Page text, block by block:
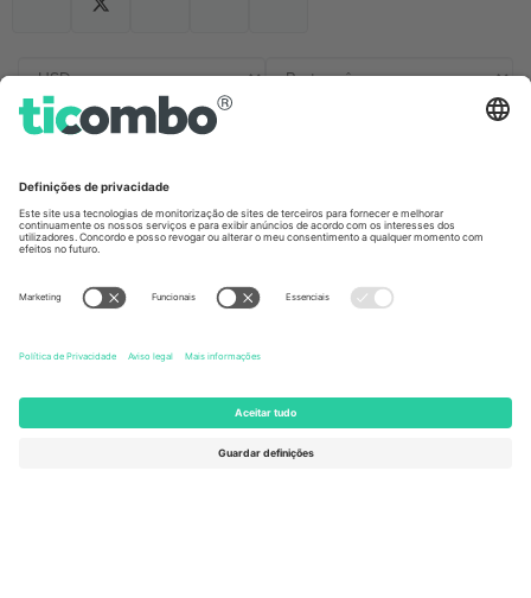
Germany
Unter den Linden 24, 10117
United Kingdom
167 City Road, London, Greater
Kingdom
United States
Newark, Delaware 19713, United
States
Engelberg, Switzerland